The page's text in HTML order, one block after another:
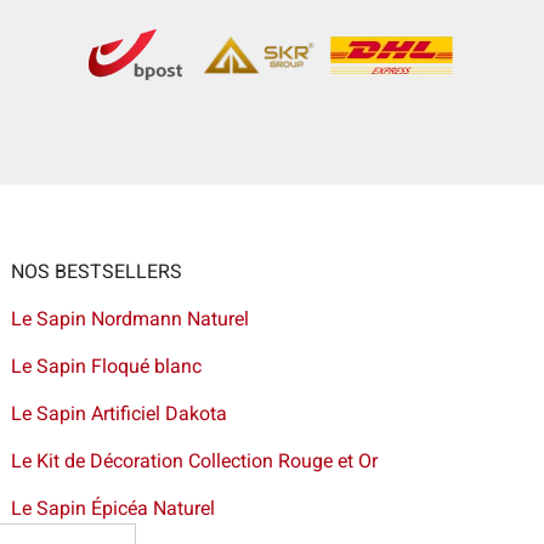
NOS BESTSELLERS
Le Sapin Nordmann Naturel
Le Sapin Floqué blanc
Le Sapin Artificiel Dakota
Le Kit de Décoration Collection Rouge et Or
Le Sapin Épicéa Naturel